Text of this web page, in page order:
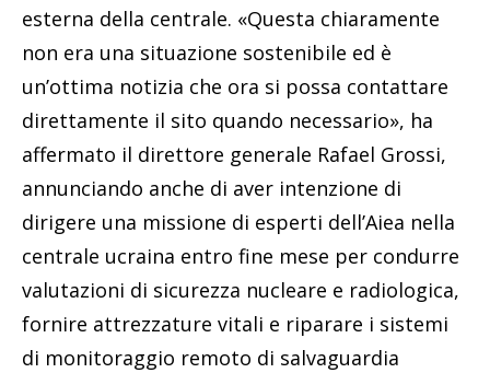
esterna della centrale. «Questa chiaramente
non era una situazione sostenibile ed è
un’ottima notizia che ora si possa contattare
direttamente il sito quando necessario», ha
affermato il direttore generale Rafael Grossi,
annunciando anche di aver intenzione di
dirigere una missione di esperti dell’Aiea nella
centrale ucraina entro fine mese per condurre
valutazioni di sicurezza nucleare e radiologica,
fornire attrezzature vitali e riparare i sistemi
di monitoraggio remoto di salvaguardia